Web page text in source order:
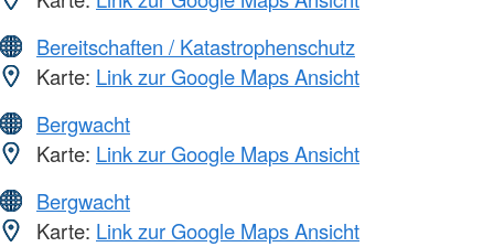
Bereitschaften / Katastrophenschutz
Karte: Link zur Google Maps Ansicht
Bergwacht
Karte: Link zur Google Maps Ansicht
Bergwacht
Karte: Link zur Google Maps Ansicht